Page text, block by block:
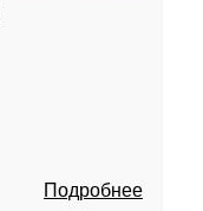
Подробнее